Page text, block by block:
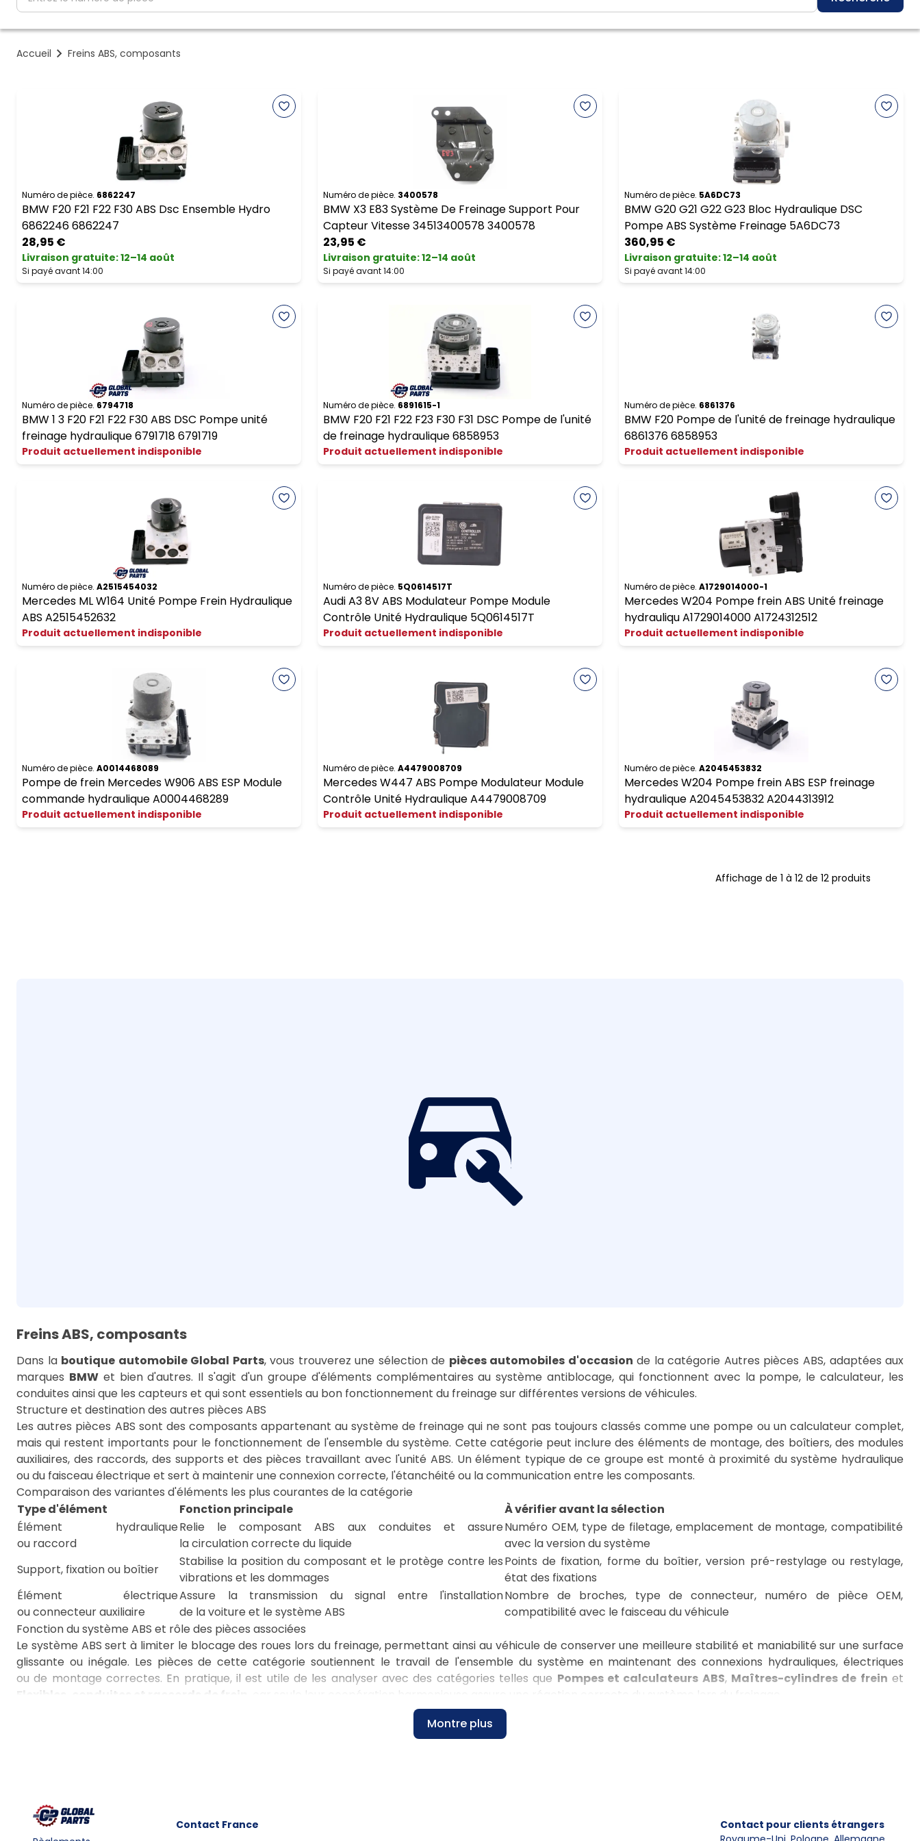
Accueil Freins ABS, composants
Numéro de pièce. 6862247
BMW F20 F21 F22 F30 ABS Dsc Ensemble Hydro
6862246 6862247
28,95 €
Livraison gratuite:12–14 août
Si payé avant 14:00
Numéro de pièce. 3400578
BMW X3 E83 Système De Freinage Support Pour
Capteur Vitesse 34513400578 3400578
23,95 €
Livraison gratuite:12–14 août
Si payé avant 14:00
Numéro de pièce. 5A6DC73
BMW G20 G21 G22 G23 Bloc Hydraulique DSC
Pompe ABS Système Freinage 5A6DC73
360,95 €
Livraison gratuite:12–14 août
Si payé avant 14:00
Numéro de pièce. 6794718
BMW 1 3 F20 F21 F22 F30 ABS DSC Pompe unité
freinage hydraulique 6791718 6791719
Produit actuellement indisponible
Numéro de pièce. 6891615-1
BMW F20 F21 F22 F23 F30 F31 DSC Pompe de l'unité
de freinage hydraulique 6858953
Produit actuellement indisponible
Numéro de pièce. 6861376
BMW F20 Pompe de l'unité de freinage hydraulique
6861376 6858953
Produit actuellement indisponible
Numéro de pièce. A2515454032
Mercedes ML W164 Unité Pompe Frein Hydraulique
ABS A2515452632
Produit actuellement indisponible
Numéro de pièce. 5Q0614517T
Audi A3 8V ABS Modulateur Pompe Module
Contrôle Unité Hydraulique 5Q0614517T
Produit actuellement indisponible
Numéro de pièce. A1729014000-1
Mercedes W204 Pompe frein ABS Unité freinage
hydrauliqu A1729014000 A1724312512
Produit actuellement indisponible
Numéro de pièce. A0014468089
Pompe de frein Mercedes W906 ABS ESP Module
commande hydraulique A0004468289
Produit actuellement indisponible
Numéro de pièce. A4479008709
Mercedes W447 ABS Pompe Modulateur Module
Contrôle Unité Hydraulique A4479008709
Produit actuellement indisponible
Numéro de pièce. A2045453832
Mercedes W204 Pompe frein ABS ESP freinage
hydraulique A2045453832 A2044313912
Produit actuellement indisponible
Affichage de 1 à 12 de 12 produits
Freins ABS, composants
Dans la boutique automobile Global Parts, vous trouverez une sélection de pièces automobiles d'occasion de la catégorie Autres pièces ABS, adaptées aux
marques BMWet bien d'autres. Il s'agit d'un groupe d'éléments complémentaires au système antiblocage, qui fonctionnent avec la pompe, le calculateur, les
conduites ainsi que les capteurs et qui sont essentiels au bon fonctionnement du freinage sur différentes versions de véhicules.
Structure et destination des autres pièces ABS
Les autres pièces ABS sont des composants appartenant au système de freinage qui ne sont pas toujours classés comme une pompe ou un calculateur complet,
mais qui restent importants pour le fonctionnement de l'ensemble du système. Cette catégorie peut inclure des éléments de montage, des boîtiers, des modules
auxiliaires, des raccords, des supports et des pièces travaillant avec l'unité ABS. Un élément typique de ce groupe est monté à proximité du système hydraulique
ou du faisceau électrique et sert à maintenir une connexion correcte, l'étanchéité ou la communication entre les composants.
Comparaison des variantes d'éléments les plus courantes de la catégorie
Type d'élément
Fonction principale
À vérifier avant la sélection
Élément hydraulique
ou raccord
Relie le composant ABS aux conduites et assure
la circulation correcte du liquide
Numéro OEM, type de filetage, emplacement de montage, compatibilité
avec la version du système
Support, fixation ou boîtier
Stabilise la position du composant et le protège contre les
vibrations et les dommages
Points de fixation, forme du boîtier, version pré-restylage ou restylage,
état des fixations
Élément électrique
ou connecteur auxiliaire
Assure la transmission du signal entre l'installation
de la voiture et le système ABS
Nombre de broches, type de connecteur, numéro de pièce OEM,
compatibilité avec le faisceau du véhicule
Fonction du système ABS et rôle des pièces associées
Le système ABS sert à limiter le blocage des roues lors du freinage, permettant ainsi au véhicule de conserver une meilleure stabilité et maniabilité sur une surface
glissante ou inégale. Les pièces de cette catégorie soutiennent le travail de l'ensemble du système en maintenant des connexions hydrauliques, électriques
ou de montage correctes. En pratique, il est utile de les analyser avec des catégories telles que Pompes et calculateurs ABS, Maîtres-cylindres de frein et
Flexibles, conduites et raccords de frein
, car seule leur coopération harmonieuse assure une réaction correcte du système lors du freinage.
Sélection des pièces selon la version du véhicule et les marquages techniques
Lors du choix d'un élément de ce groupe, le plus important est de comparer le numéro de pièce OEM, les numéros interchangeables, l'emplacement sur le véhicule
ainsi que le type de connecteur ou de fixation. Lorsque vous complétez une réparation pour un modèle spécifique, par exemple
de l'électronique afin d'éviter les problèmes de communication après le montage.
Importance du connecteur et de la fixation dans les éléments ABS
Montre plus
Contact France
Contact pour clients étrangers